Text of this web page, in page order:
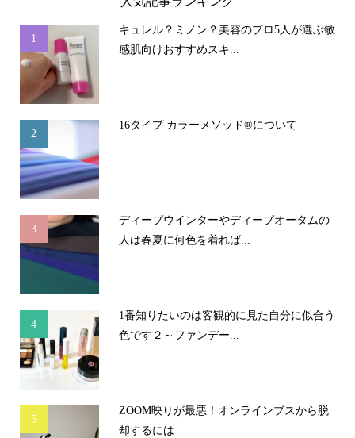
1
キュレル？ミノン？美容のプロ5人が選ぶ敏
感肌向けおすすめスキ...
2
16タイプ カラーメソッド®について
3
ディープウインターやディープオータムの
人は春夏に何色を着れば...
4
1番知りたいのは客観的に見た自分に似合う
色です２～ファンデー...
5
ZOOM映りが最悪！オンラインブスから脱
却するには